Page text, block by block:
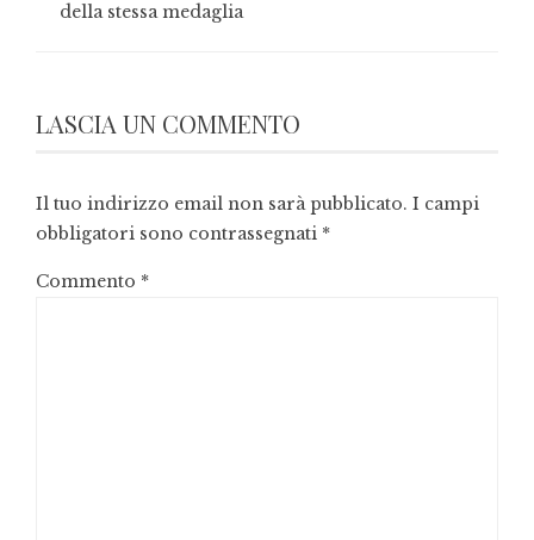
della stessa medaglia
LASCIA UN COMMENTO
Il tuo indirizzo email non sarà pubblicato. I campi
obbligatori sono contrassegnati *
Commento *